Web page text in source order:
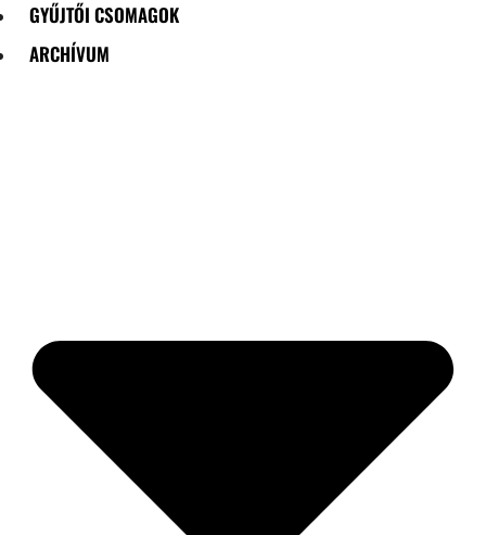
GYŰJTŐI CSOMAGOK
ARCHÍVUM